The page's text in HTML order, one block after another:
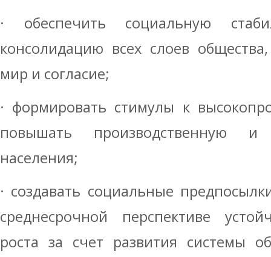
· обеспечить социальную
консолидацию всех слоев
мир и согласие;
· формировать стимулы к
повышать производственную и
населения;
· создавать социальные
среднесрочной перспективе
роста за счет развития системы